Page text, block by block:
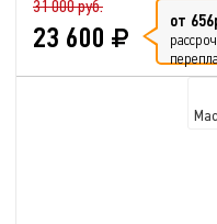
31 000 руб.
23 600 от